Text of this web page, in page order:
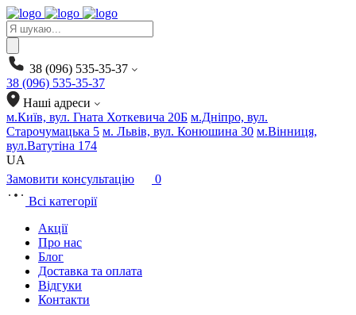
Products
search
38 (096) 535-35-37
38 (096) 535-35-37
Наші адреси
м.Київ, вул. Гната Хоткевича 20Б м.Дніпро, вул.
Старочумацька 5 м. Львів, вул. Конюшина 30 м.Вінниця,
вул.Ватутіна 174
UA
Замовити консультацію
0
Всі категорії
Акції
Про нас
Блог
Доставка та оплата
Відгуки
Контакти